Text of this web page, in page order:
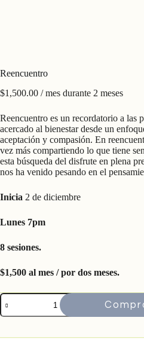
Reencuentro
$1,500.00 / mes durante 2 meses
Reencuentro es un recordatorio a las
acercado al bienestar desde un
aceptación y compasión. En
vez más compartiendo lo que tiene
esta búsqueda del disfrute en plena
nos ha venido pesando en el
Inicia 2 de diciembre
Lunes 7pm
8 sesiones.
$1,500 al mes / por dos meses.
Reencuentro
cantidad